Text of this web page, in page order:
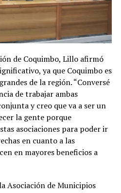
de Coquimbo, Lillo afirmó
ya que Coquimbo es
de la región. “Conversé
de trabajar ambas
y creo que va a ser un
la gente porque
asociaciones para poder ir
en cuanto a las
en mayores beneficios a
Asociación de Municipios